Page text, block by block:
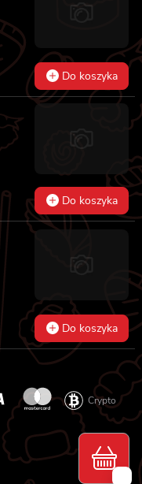
Do koszyka
Do koszyka
Do koszyka
Crypto